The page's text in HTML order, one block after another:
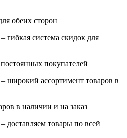
обеих сторон
покупателей
в наличии и на заказ